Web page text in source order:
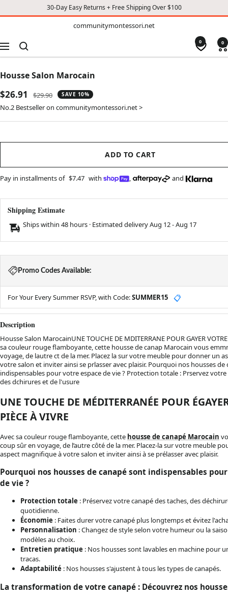
30-Day Easy Returns + Free Shipping Over $100
communitymontessori.net
Navigation
0 0
Housse Salon Marocain
Sale
price
$26.91
Regular
price
$29.90 SAVE 10%
No.2 Bestseller on communitymontessori.net >
ADD TO CART
Pay in installments of $7.47 with , and
Shipping Estimate
Ships within 48 hours · Estimated deliveryAug 12-Aug 17
Promo Codes Available:
For Your Every Summer RSVP, with Code:SUMMER15 📋
Description
Housse Salon MarocainUNE TOUCHE DE MDITERRANE POUR GAYER
sa couleur rouge flamboyante, cette housse de canap Marocain vous
voyage, de lautre ct de la mer. Placez la sur votre meuble pour donner un
votre salon et inviter ainsi se prlasser avec plaisir. Pourquoi nos housses de
indispensables pour votre espace de vie ? Protection totale : Prservez votre
des dchirures et de l'usure
UNE TOUCHE DE MÉDITERRANÉE POUR
PIÈCE À VIVRE
Avec sa couleur rouge flamboyante, cette housse de canapé Marocain
coup sûr en voyage, de l’autre côté de la mer. Placez-la sur votre meuble
aspect magnifique à votre salon et inviter ainsi à se prélasser avec plaisir.
Pourquoi nos housses de canapé sont indispensables
de vie ?
Protection totale : Préservez votre canapé des taches, des
quotidienne.
Économie : Faites durer votre canapé plus longtemps et évitez
Personnalisation : Changez de style selon votre humeur ou la
modèles au choix.
Entretien pratique : Nos housses sont lavables en machine pour
tracas.
Adaptabilité : Nos housses s'ajustent à tous les types de canapés.
La transformation de votre canapé : Découvrez nos